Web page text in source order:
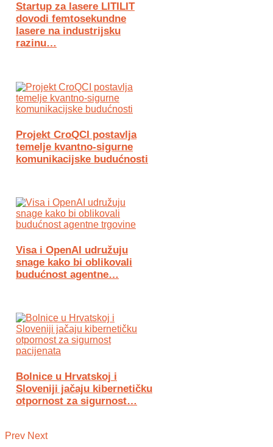
Startup za lasere LITILIT
dovodi femtosekundne
lasere na industrijsku
razinu…
Projekt CroQCI postavlja
temelje kvantno-sigurne
komunikacijske budućnosti
Visa i OpenAI udružuju
snage kako bi oblikovali
budućnost agentne…
Bolnice u Hrvatskoj i
Sloveniji jačaju kibernetičku
otpornost za sigurnost…
Prev Next